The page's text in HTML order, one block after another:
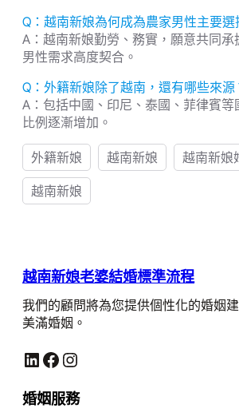
Q：越南新娘為何成為農家男性主要選
A：越南新娘勤勞、務實，願意共同承
男性需求高度契合。
Q：外籍新娘除了越南，還有哪些來源
A：包括中國、印尼、泰國、菲律賓等
比例逐漸增加。
外籍新娘 越南新娘 越南新娘
越南新娘
越南新娘老婆結婚標準流程
我們的顧問將為您提供個性化的婚姻
美滿婚姻。
LinkedIn Facebook Instagram
婚姻服務